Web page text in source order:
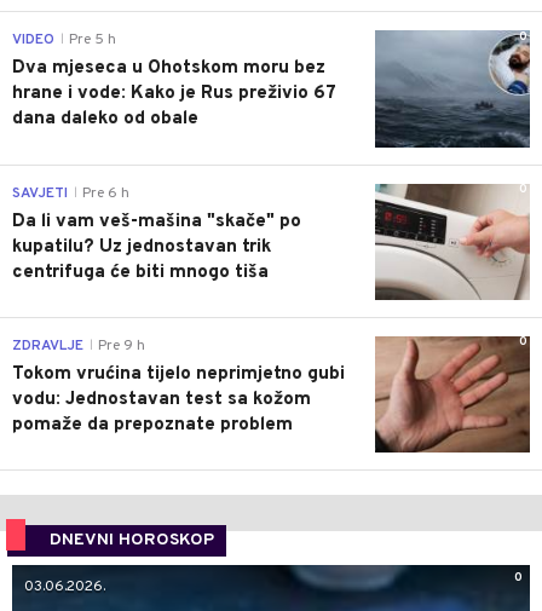
0
VIDEO Pre 5 h
Dva mjeseca u Ohotskom moru bez
hrane i vode: Kako je Rus preživio 67
dana daleko od obale
0
SAVJETI Pre 6 h
Da li vam veš-mašina "skače" po
kupatilu? Uz jednostavan trik
centrifuga će biti mnogo tiša
0
ZDRAVLJE Pre 9 h
Tokom vrućina tijelo neprimjetno gubi
vodu: Jednostavan test sa kožom
pomaže da prepoznate problem
DNEVNI HOROSKOP
0
03.06.2026.